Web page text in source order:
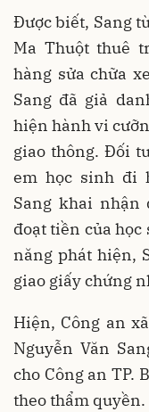
Được biết, Sang
Ma Thuột thuê
hàng sửa chữa
Sang đã giả
hiện hành vi
giao thông. Đối
em học sinh đi
Sang khai nhận
đoạt tiền của
năng phát hiện,
giao giấy chứng
Hiện, Công an
Nguyễn Văn
cho Công an TP.
theo thẩm quyền.